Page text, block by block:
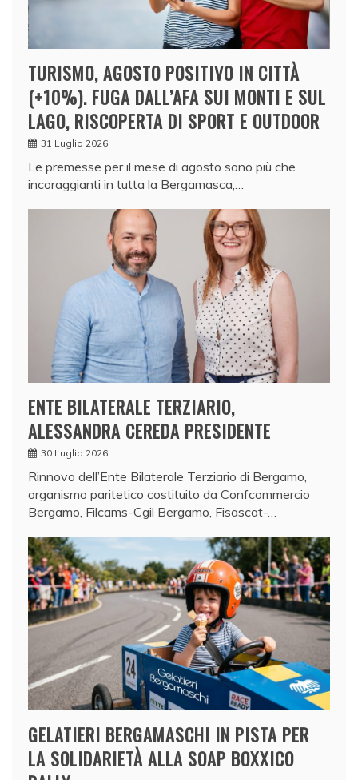
TURISMO, AGOSTO POSITIVO IN CITTÀ
(+10%). FUGA DALL’AFA SUI MONTI E SUL
LAGO, RISCOPERTA DI SPORT E OUTDOOR
31 Luglio 2026
Le premesse per il mese di agosto sono più che
incoraggianti in tutta la Bergamasca,…
ENTE BILATERALE TERZIARIO,
ALESSANDRA CEREDA PRESIDENTE
30 Luglio 2026
Rinnovo dell’Ente Bilaterale Terziario di Bergamo,
organismo paritetico costituito da Confcommercio
Bergamo, Filcams-Cgil Bergamo, Fisascat-…
GELATIERI BERGAMASCHI IN PISTA PER
LA SOLIDARIETÀ ALLA SOAP BOXXICO